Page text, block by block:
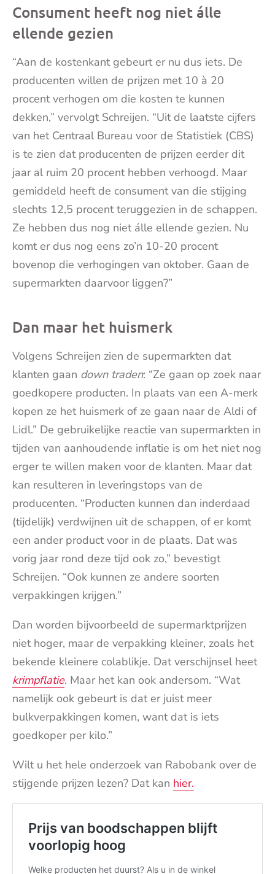
Consument heeft nog niet álle
ellende gezien
“Aan de kostenkant gebeurt er nu dus iets. De
producenten willen de prijzen met 10 à 20
procent verhogen om die kosten te kunnen
dekken,” vervolgt Schreijen. “Uit de laatste cijfers
van het Centraal Bureau voor de Statistiek (CBS)
is te zien dat producenten de prijzen eerder dit
jaar al ruim 20 procent hebben verhoogd. Maar
gemiddeld heeft de consument van die stijging
slechts 12,5 procent teruggezien in de schappen.
Ze hebben dus nog niet álle ellende gezien. Nu
komt er dus nog eens zo’n 10-20 procent
bovenop die verhogingen van oktober. Gaan de
supermarkten daarvoor liggen?”
Dan maar het huismerk
Volgens Schreijen zien de supermarkten dat
klanten gaan down traden: “Ze gaan op zoek naar
goedkopere producten. In plaats van een A-merk
kopen ze het huismerk of ze gaan naar de Aldi of
Lidl.” De gebruikelijke reactie van supermarkten in
tijden van aanhoudende inflatie is om het niet nog
erger te willen maken voor de klanten. Maar dat
kan resulteren in leveringstops van de
producenten. “Producten kunnen dan inderdaad
(tijdelijk) verdwijnen uit de schappen, of er komt
een ander product voor in de plaats. Dat was
vorig jaar rond deze tijd ook zo,” bevestigt
Schreijen. “Ook kunnen ze andere soorten
verpakkingen krijgen.”
Dan worden bijvoorbeeld de supermarktprijzen
niet hoger, maar de verpakking kleiner, zoals het
bekende kleinere colablikje. Dat verschijnsel heet
krimpflatie. Maar het kan ook andersom. “Wat
namelijk ook gebeurt is dat er juist meer
bulkverpakkingen komen, want dat is iets
goedkoper per kilo.”
Wilt u het hele onderzoek van Rabobank over de
stijgende prijzen lezen? Dat kan hier.